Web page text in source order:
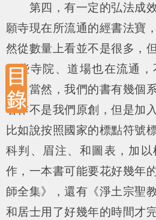
第四，有一定的弘法成效
願寺現在所流通的經書法寶
然從數量上看並不是很多，
一些寺院、道場也在流通
本。當然，我們的書有幾個
著作不是我們原創，但是加
比如說按照國家的標點符號
科判、眉注、和圖表，加
作，一本書可能要花好幾年
師全集》，還有《淨土宗聖
和居士用了好幾年的時間才